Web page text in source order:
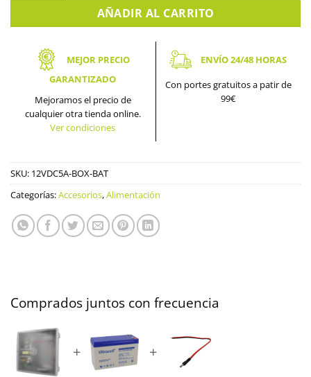
AÑADIR AL CARRITO
MEJOR PRECIO
GARANTIZADO
Mejoramos el precio de
cualquier otra tienda online.
Ver condiciones
ENVÍO 24/48 HORAS
Con portes gratuitos a patir de
99€
SKU: 12VDC5A-BOX-BAT
Categorías:Accesorios,Alimentación
Comprados juntos con frecuencia
+ +